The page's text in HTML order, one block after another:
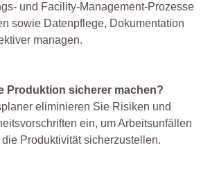
und Facility-Management-Prozesse
sowie Datenpflege, Dokumentation
managen.
Produktion sicherer machen?
eliminieren Sie Risiken und
ein, um Arbeitsunfällen
Produktivität sicherzustellen.